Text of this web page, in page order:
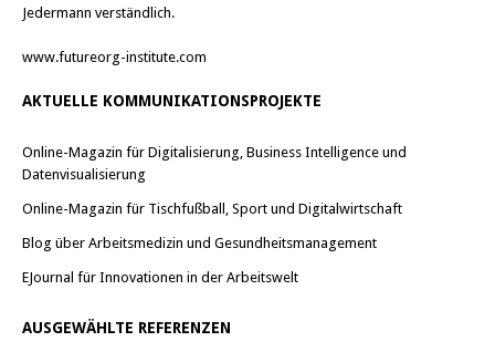
Jedermann verständlich.
www.futureorg-institute.com
AKTUELLE KOMMUNIKATIONSPROJEKTE
Online-Magazin für Digitalisierung, Business Intelligence und
Datenvisualisierung
Online-Magazin für Tischfußball, Sport und Digitalwirtschaft
Blog über Arbeitsmedizin und Gesundheitsmanagement
EJournal für Innovationen in der Arbeitswelt
AUSGEWÄHLTE REFERENZEN